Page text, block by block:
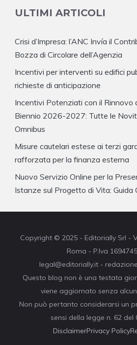
ULTIMI ARTICOLI
Crisi d’Impresa: l’ANC Invía il
Bozza di Circolare dell’Agenzia
Incentivi per interventi su edifici
richieste di anticipazione
Incentivi Potenziati con il Rinnovo
Biennio 2026-2027: Tutte le
Omnibus
Misure cautelari estese ai terzi
rafforzata per la finanza esterna
Nuovo Servizio Online per la
Istanze sul Progetto di Vita: Guida
Copyright © 2025 - Editorially Srl -
Roma - P.Iva
legal@editorially.it -
Questo blog non è una testata
viene aggiornato senza
Non può pertanto considerarsi un
sensi della legge n. 62 del
DisclaimerPrivacy Policy